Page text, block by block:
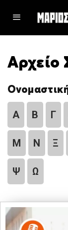
Αρχείο
Α Β Γ
Μ Ν Ξ
Ψ Ω